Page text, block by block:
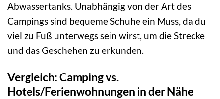
Abwassertanks. Unabhängig von der Art des
Campings sind bequeme Schuhe ein Muss, da du
viel zu Fuß unterwegs sein wirst, um die Strecke
und das Geschehen zu erkunden.
Vergleich: Camping vs.
Hotels/Ferienwohnungen in der Nähe